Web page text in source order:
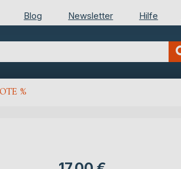
Blog Newsletter Hilfe
%